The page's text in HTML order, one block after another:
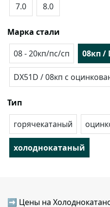
7.0 8.0
Марка стали
08 - 20кп/пс/сп
08кп /
DX51D / 08кп с
Тип
горячекатаный
холоднокатаный
➡ Цены на